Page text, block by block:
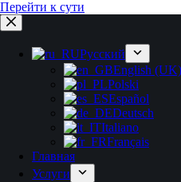
Перейти к сути
Русский
English (UK)
Polski
Español
Deutsch
Italiano
Français
Главная
Услуги